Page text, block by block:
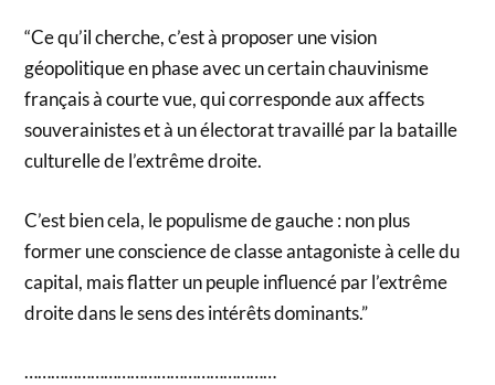
“Ce qu’il cherche, c’est à proposer une vision
géopolitique en phase avec un certain chauvinisme
français à courte vue, qui corresponde aux affects
souverainistes et à un électorat travaillé par la bataille
culturelle de l’extrême droite.
C’est bien cela, le populisme de gauche : non plus
former une conscience de classe antagoniste à celle du
capital, mais flatter un peuple influencé par l’extrême
droite dans le sens des intérêts dominants.”
…………………………………………………